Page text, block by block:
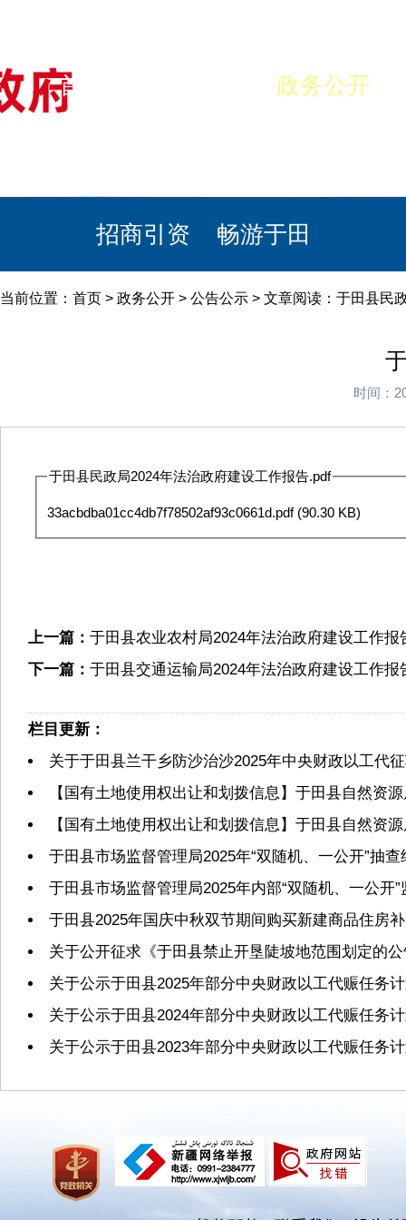
首页 政务公开
招商引资 畅游于田
当前位置： 首页 > 政务公开 > 公告公示 > 文章阅读：于田县民
时间：
于田县民政局2024年法治政府建设工作报告.pdf
33acbdba01cc4db7f78502af93c0661d.pdf(90.30 KB)
上一篇： 于田县农业农村局2024年法治政府建设工作
下一篇： 于田县交通运输局2024年法治政府建设工作报
栏目更新：
关于于田县兰干乡防沙治沙2025年中央财政以工代
【国有土地使用权出让和划拨信息】于田县自然资
【国有土地使用权出让和划拨信息】于田县自然资
于田县市场监督管理局2025年“双随机、一公开”抽查
于田县市场监督管理局2025年内部“双随机、一公开
于田县2025年国庆中秋双节期间购买新建商品住房
关于公开征求《于田县禁止开垦陡坡地范围划定的
关于公示于田县2025年部分中央财政以工代赈任务
关于公示于田县2024年部分中央财政以工代赈任务
关于公示于田县2023年部分中央财政以工代赈任务